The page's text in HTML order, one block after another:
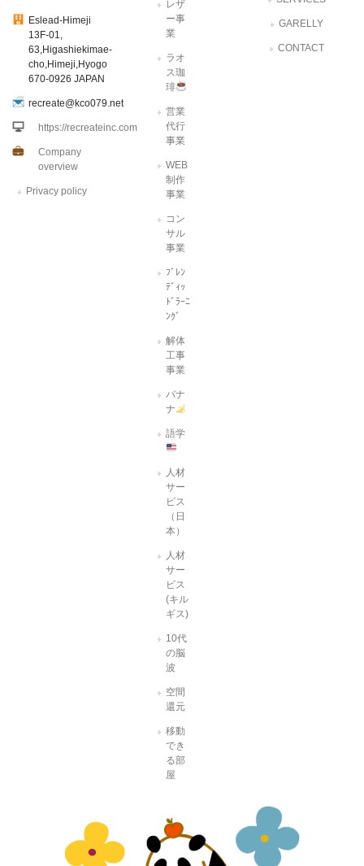
Eslead-Himeji
13F-01,
63,Higashiekimae-
cho,Himeji,Hyogo
670-0926 JAPAN
recreate@kco079.net
https://recreateinc.com
Company
overview
Privacy policy
レザ
ー事
業
ラオ
ス珈
琲
営業
代行
事業
WEB
制作
事業
コン
サル
事業
ﾌﾞﾚﾝ
ﾃﾞｨｯ
ﾄﾞﾗｰﾆ
ﾝｸﾞ
解体
工事
事業
バナ
ナ
語学
人材
サー
ビス
（日
本）
人材
サー
ビス
(キル
ギス)
10代
の脳
波
空間
還元
移動
でき
る部
屋
GARELLY
CONTACT